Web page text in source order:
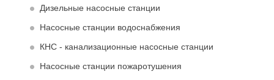
Дизельные насосные станции
Насосные станции водоснабжения
КНС - канализационные насосные станции
Насосные станции пожаротушения